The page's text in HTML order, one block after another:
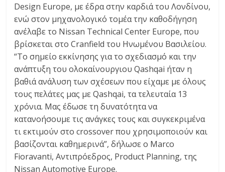
Design Europe, με έδρα στην καρδιά του Λονδίνου,
ενώ στον μηχανολογικό τομέα την καθοδήγηση
ανέλαβε το Nissan Technical Center Europe, που
βρίσκεται στο Cranfield του Ηνωμένου Βασιλείου.
“Το σημείο εκκίνησης για το σχεδιασμό και την
ανάπτυξη του ολοκαίνουργιου Qashqai ήταν η
βαθιά ανάλυση των σχέσεων που είχαμε με όλους
τους πελάτες μας με Qashqai, τα τελευταία 13
χρόνια. Μας έδωσε τη δυνατότητα να
κατανοήσουμε τις ανάγκες τους και συγκεκριμένα
τι εκτιμούν στο crossover που χρησιμοποιούν και
βασίζονται καθημερινά”, δήλωσε ο Marco
Fioravanti, Αντιπρόεδρος, Product Planning, της
Nissan Automotive Europe.